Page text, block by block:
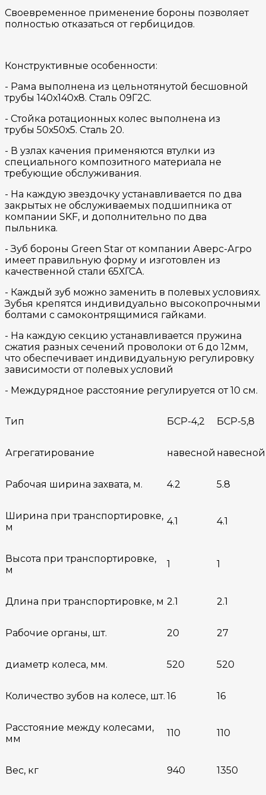
​Своевременное применение бороны позволяет
полностью отказаться от гербицидов.
Конструктивные особенности: ​
- Рама выполнена из цельнотянутой бесшовной
трубы 140х140х8. Сталь 09Г2С.
- Стойка ротационных колес выполнена из
трубы 50х50х5. Сталь 20.
- В узлах качения применяются втулки из
специального композитного материала не
требующие обслуживания.
- На каждую звездочку устанавливается по два
закрытых не обслуживаемых подшипника от
компании SKF, и дополнительно по два
пыльника.
- Зуб бороны Green Star от компании Аверс-Агро
имеет правильную форму и изготовлен из
качественной стали 65ХГСА.
- Каждый зуб можно заменить в полевых условиях.
Зубья крепятся индивидуально высокопрочными
болтами с самоконтрящимися гайками.
- На каждую секцию устанавливается пружина
сжатия разных сечений проволоки от 6 до 12мм,
что обеспечивает индивидуальную регулировку
зависимости от полевых условий
​- Междурядное расстояние регулируется от 10 см.
Тип БСР-4,2 БСР-5,8
Агрегатирование навесной навесной
Рабочая ширина захвата, м. 4.2 5.8
Ширина при транспортировке,
м
4.1 4.1
Высота при транспортировке,
м
1 1
Длина при транспортировке, м 2.1 2.1
Рабочие органы, шт. 20 27
диаметр колеса, мм. 520 520
Количество зубов на колесе, шт. 16 16
Расстояние между колесами,
мм
110 110
Вес, кг 940 1350